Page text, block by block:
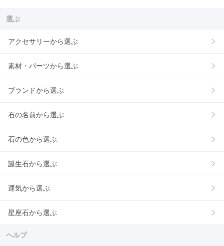
選ぶ
アクセサリーから選ぶ
素材・パーツから選ぶ
ブランドから選ぶ
石の名前から選ぶ
石の色から選ぶ
誕生石から選ぶ
運気から選ぶ
星座石から選ぶ
ヘルプ